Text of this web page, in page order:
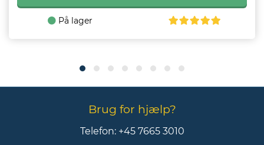
På lager
Brug for hjælp?
Telefon: +45 7665 3010